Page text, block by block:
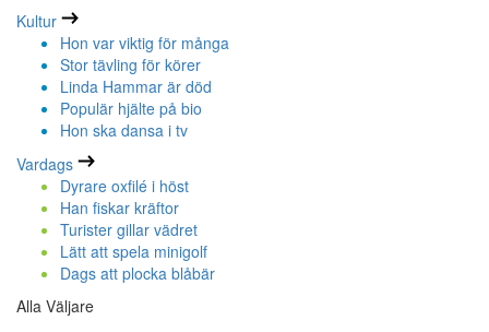
Kultur
Hon var viktig för många
Stor tävling för körer
Linda Hammar är död
Populär hjälte på bio
Hon ska dansa i tv
Vardags
Dyrare oxfilé i höst
Han fiskar kräftor
Turister gillar vädret
Lätt att spela minigolf
Dags att plocka blåbär
Alla Väljare